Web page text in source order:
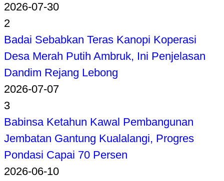
2026-07-30
2
Badai Sebabkan Teras Kanopi Koperasi
Desa Merah Putih Ambruk, Ini Penjelasan
Dandim Rejang Lebong
2026-07-07
3
Babinsa Ketahun Kawal Pembangunan
Jembatan Gantung Kualalangi, Progres
Pondasi Capai 70 Persen
2026-06-10